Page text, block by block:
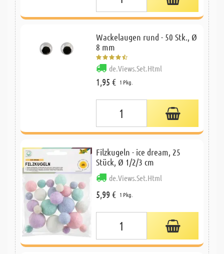
Wackelaugen rund - 50 Stk., Ø
8 mm
de.Views.Set.Html
1,95 € 1 Pkg.
Filzkugeln - ice dream, 25
Stück, Ø 1/2/3 cm
de.Views.Set.Html
5,99 € 1 Pkg.